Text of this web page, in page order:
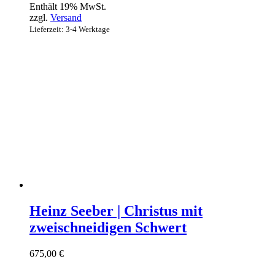
Enthält 19% MwSt.
zzgl. Versand
Lieferzeit: 3-4 Werktage
Heinz Seeber | Christus mit
zweischneidigen Schwert
675,00 €